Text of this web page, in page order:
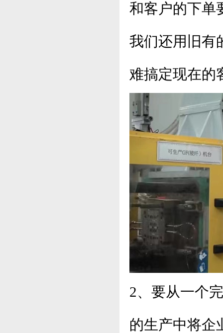
和客户的下单
我们还用旧有
难搞定现在的
2、要从一个
的生产中将企